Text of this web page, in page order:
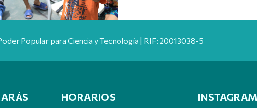
Popular para Ciencia y Tecnología | RIF: 20013038-5
HORARIOS INSTAGRAM